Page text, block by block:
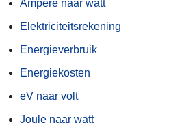
Ampère naar watt
Elektriciteitsrekening
Energieverbruik
Energiekosten
eV naar volt
Joule naar watt